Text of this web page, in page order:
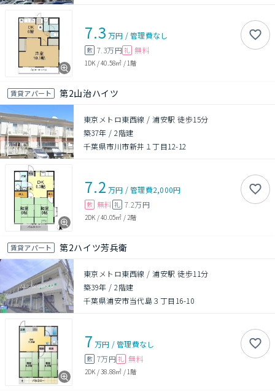
7.3 万円 /管理費なし
敷 7.3万円 礼 無料
1DK /40.58㎡ / 1階
賃貸アパート 第2山治ハイツ
東京メトロ東西線 / 浦安駅 徒歩15分
築37年 /2階建
千葉県市川市新井１丁目12-12
7.2 万円 /管理費2,000円
敷 無料 礼 7.2万円
2DK /40.05㎡ / 2階
賃貸アパート 第2ハイツ芳兵衛
東京メトロ東西線 / 浦安駅 徒歩11分
築39年 /2階建
千葉県浦安市当代島３丁目16-10
7 万円 /管理費なし
敷 7万円 礼 無料
2DK /38.88㎡ / 1階